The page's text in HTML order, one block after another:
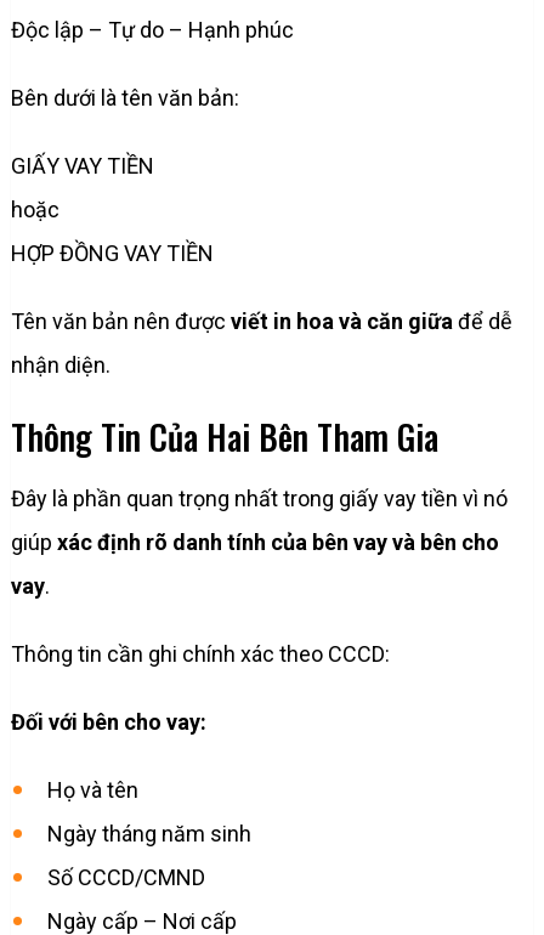
Độc lập – Tự do – Hạnh phúc
Bên dưới là tên văn bản:
GIẤY VAY TIỀN
hoặc
HỢP ĐỒNG VAY TIỀN
Tên văn bản nên được viết in hoa và căn giữa để dễ
nhận diện.
Thông Tin Của Hai Bên Tham Gia
Đây là phần quan trọng nhất trong giấy vay tiền vì nó
giúp xác định rõ danh tính của bên vay và bên cho
vay.
Thông tin cần ghi chính xác theo CCCD:
Đối với bên cho vay:
Họ và tên
Ngày tháng năm sinh
Số CCCD/CMND
Ngày cấp – Nơi cấp